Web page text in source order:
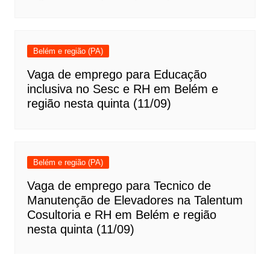
Belém e região (PA)
Vaga de emprego para Educação
inclusiva no Sesc e RH em Belém e
região nesta quinta (11/09)
Belém e região (PA)
Vaga de emprego para Tecnico de
Manutenção de Elevadores na Talentum
Cosultoria e RH em Belém e região
nesta quinta (11/09)